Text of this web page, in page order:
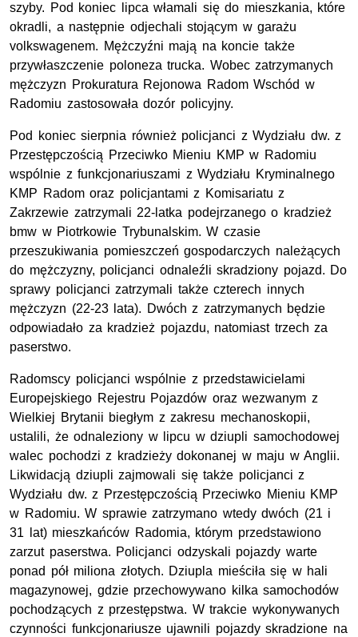
szyby. Pod koniec lipca włamali się do mieszkania, które
okradli, a następnie odjechali stojącym w garażu
volkswagenem. Mężczyźni mają na koncie także
przywłaszczenie poloneza trucka. Wobec zatrzymanych
mężczyzn Prokuratura Rejonowa Radom Wschód w
Radomiu zastosowała dozór policyjny.
Pod koniec sierpnia również policjanci z Wydziału dw. z
Przestępczością Przeciwko Mieniu KMP w Radomiu
wspólnie z funkcjonariuszami z Wydziału Kryminalnego
KMP Radom oraz policjantami z Komisariatu z
Zakrzewie zatrzymali 22-latka podejrzanego o kradzież
bmw w Piotrkowie Trybunalskim. W czasie
przeszukiwania pomieszczeń gospodarczych należących
do mężczyzny, policjanci odnaleźli skradziony pojazd. Do
sprawy policjanci zatrzymali także czterech innych
mężczyzn (22-23 lata). Dwóch z zatrzymanych będzie
odpowiadało za kradzież pojazdu, natomiast trzech za
paserstwo.
Radomscy policjanci wspólnie z przedstawicielami
Europejskiego Rejestru Pojazdów oraz wezwanym z
Wielkiej Brytanii biegłym z zakresu mechanoskopii,
ustalili, że odnaleziony w lipcu w dziupli samochodowej
walec pochodzi z kradzieży dokonanej w maju w Anglii.
Likwidacją dziupli zajmowali się także policjanci z
Wydziału dw. z Przestępczością Przeciwko Mieniu KMP
w Radomiu. W sprawie zatrzymano wtedy dwóch (21 i
31 lat) mieszkańców Radomia, którym przedstawiono
zarzut paserstwa. Policjanci odzyskali pojazdy warte
ponad pół miliona złotych. Dziupla mieściła się w hali
magazynowej, gdzie przechowywano kilka samochodów
pochodzących z przestępstwa. W trakcie wykonywanych
czynności funkcjonariusze ujawnili pojazdy skradzione na